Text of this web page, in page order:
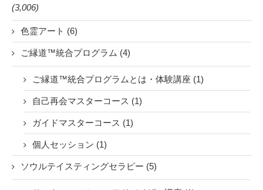
(3,006)
色霊アート (6)
ご縁道™統合プログラム (4)
ご縁道™統合プログラムとは・体験講座 (1)
自己再会マスターコース (1)
ガイドマスターコース (1)
個人セッション (1)
ソウルテイスティングセラピー (5)